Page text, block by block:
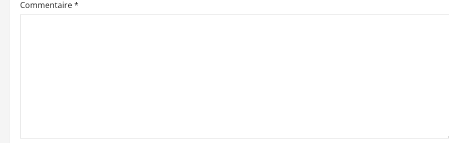
t
Commentaire*